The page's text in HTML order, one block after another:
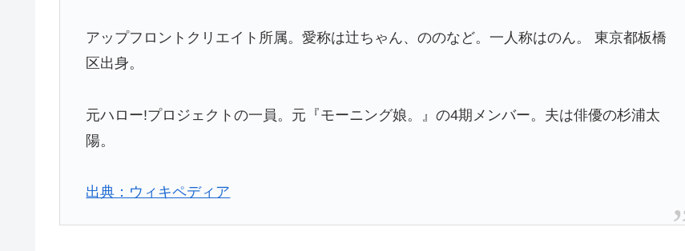
アップフロントクリエイト所属。愛称は辻ちゃん、ののなど。一人称はのん。 東京都板橋
区出身。
元ハロー!プロジェクトの一員。元『モーニング娘。』の4期メンバー。夫は俳優の杉浦太
陽。
出典：ウィキペディア